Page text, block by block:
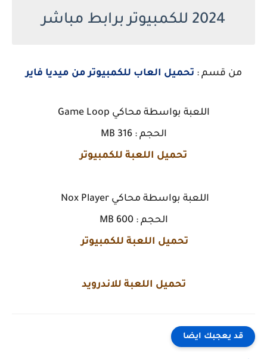
2024 للكمبيوتر برابط مباشر
من قسم : تحميل العاب للكمبيوتر من ميديا فاير
اللعبة بواسطة محاكي Game Loop
الحجم : 316 MB
تحميل اللعبة للكمبيوتر
اللعبة بواسطة محاكي Nox Player
الحجم : 600 MB
تحميل اللعبة للكمبيوتر
تحميل اللعبة للاندرويد
قد يعجبك ايضا